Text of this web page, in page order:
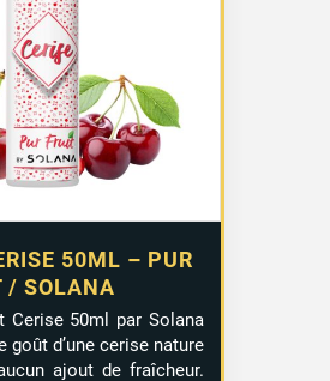
50ML – PUR
/ SOLANA
Cerise 50ml par Solana
goût d’une cerise nature
ajout de fraîcheur.